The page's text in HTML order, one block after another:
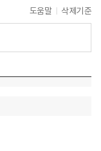
도움말 삭제기준